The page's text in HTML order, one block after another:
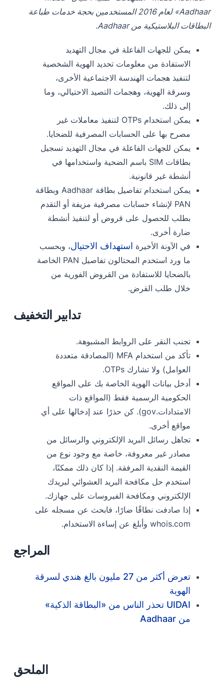
Aadhaar» لعام 2016 المستخدمين بحجة خدمات طباعة
البطاقات البلاستيكية من Aadhaar.
يمكن للجهات الفاعلة في مجال التهديد
الاستفادة من معلومات تحديد الهوية الشخصية
لتنفيذ هجمات الهندسة الاجتماعية الأخرى،
وسرقة الهوية، وهجمات التصيد الاحتيالي، وما
إلى ذلك.
يمكن استخدام OTPs لتنفيذ معاملات غير
مصرح بها على الحسابات المصرفية للضحايا.
يمكن للجهات الفاعلة في مجال التهديد تسجيل
بطاقات SIM باسم الضحية واستخدامها في
أنشطة غير قانونية.
يمكن استخدام تفاصيل بطاقة Aadhaar وبطاقة
PAN لإنشاء حسابات مصرفية مزيفة أو التقدم
بطلب للحصول على قروض أو لتنفيذ أنشطة
ضارة أخرى.
في الآونة الأخيرة استهداف الاحتيال، وبحسب
ما ورد استخدم المحتالون تفاصيل PAN الخاصة
بالضحايا للاستفادة من القروض الفورية من
خلال طلب القرض.
تدابير التخفيف
تجنب النقر على الروابط المشبوهة.
تأكد من استخدام MFA (المصادقة متعددة
العوامل) ولا تشارك OTPs.
أدخل بيانات الهوية الخاصة بك على المواقع
الحكومية الرسمية فقط (المواقع ذات
الامتدادات.gov). كن حذرًا عند إدخالها على أي
مواقع أخرى.
تجاهل رسائل البريد الإلكتروني والرسائل من
مصادر غير معروفة، خاصة مع وجود نوع من
القيمة النقدية المرفقة. إذا كان ذلك ممكنًا،
استخدم حل مكافحة البريد العشوائي لبريدك
الإلكتروني ومكافحة الفيروسات على جهازك.
إذا صادفت نطاقًا ضارًا، فابحث عن مسجله على
whois.com وأبلغ عن إساءة الاستخدام.
المراجع
تعرض أكثر من 27 مليون بالغ هندي لسرقة
الهوية
UIDAI تحذر الناس من «البطاقة الذكية»
من Aadhaar
الملحق